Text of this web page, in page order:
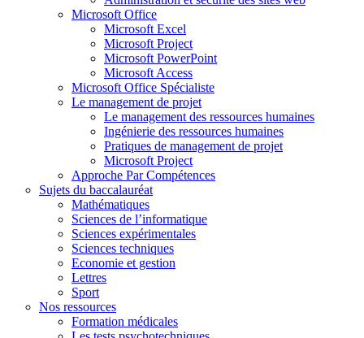
Microsoft Office
Microsoft Excel
Microsoft Project
Microsoft PowerPoint
Microsoft Access
Microsoft Office Spécialiste
Le management de projet
Le management des ressources humaines
Ingénierie des ressources humaines
Pratiques de management de projet
Microsoft Project
Approche Par Compétences
Sujets du baccalauréat
Mathématiques
Sciences de l’informatique
Sciences expérimentales
Sciences techniques
Economie et gestion
Lettres
Sport
Nos ressources
Formation médicales